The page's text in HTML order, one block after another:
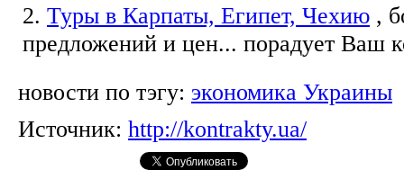
2. Туры в Карпаты, Египет, Чехию ,
предложений и цен... порадует Ваш
новости по тэгу: экономика Украины
Источник: http://kontrakty.ua/